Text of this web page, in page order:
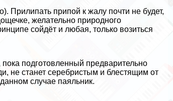
Прилипать припой к жалу почти не будет,
желательно природного
сойдёт и любая, только возиться
подготовленный предварительно
не станет серебристым и блестящим от
случае паяльник.